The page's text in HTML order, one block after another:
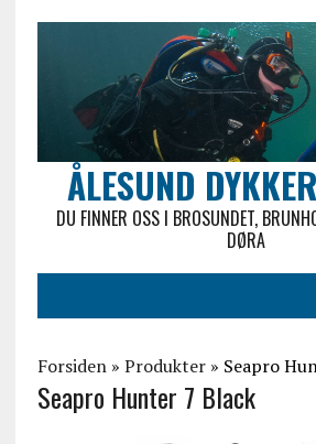
ÅLESUND
DU FINNER OSS I BROSUNDET,
DØRA
Forsiden» Produkter» Seapro
Seapro Hunter 7 Black